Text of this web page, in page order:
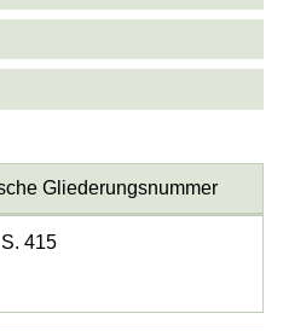
Gliederungsnummer
415